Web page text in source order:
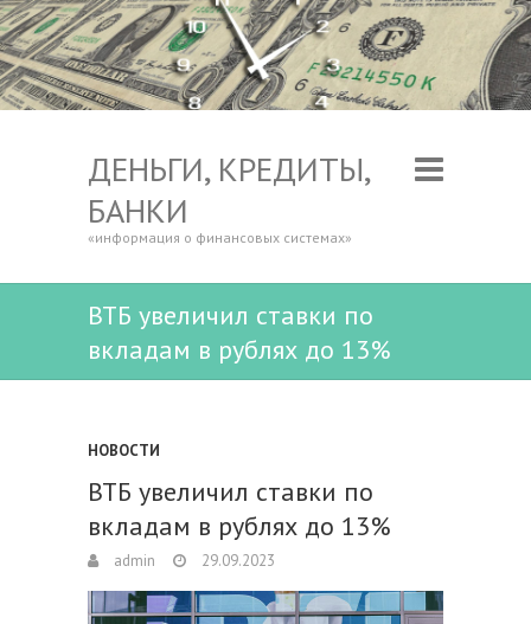
ДЕНЬГИ, КРЕДИТЫ,
БАНКИ
«информация о финансовых системах»
ВТБ увеличил ставки по
вкладам в рублях до 13%
НОВОСТИ
ВТБ увеличил ставки по
вкладам в рублях до 13%
admin 29.09.2023